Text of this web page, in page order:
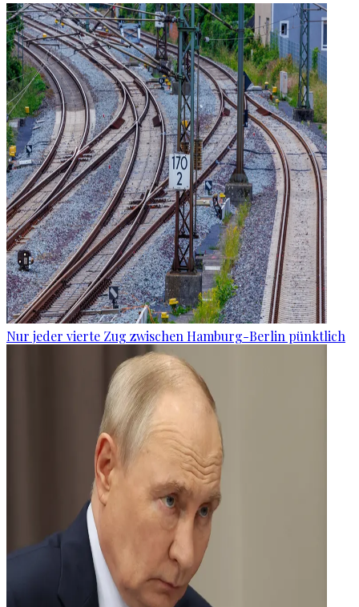
Nur jeder vierte Zug zwischen Hamburg-Berlin pünktlich